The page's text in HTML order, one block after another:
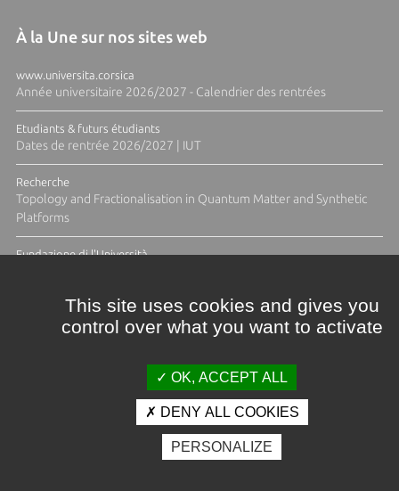
À la Une sur nos sites web
www.universita.corsica
Année universitaire 2026/2027 - Calendrier des rentrées
Etudiants & futurs étudiants
Dates de rentrée 2026/2027 | IUT
Recherche
Topology and Fractionalisation in Quantum Matter and Synthetic
Platforms
Fundazione di l'Università
Crédits et mentions légales
Espace presse
Photothèque
This site uses cookies and gives you
control over what you want to activate
OK, ACCEPT ALL
DENY ALL COOKIES
PERSONALIZE